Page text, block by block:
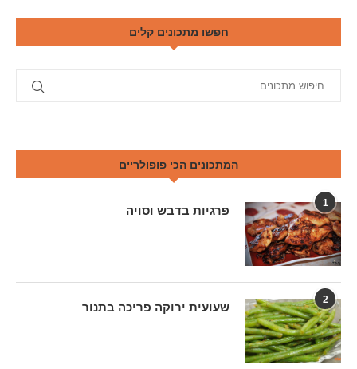
חפשו מתכונים קלים
המתכונים הכי פופולריים
1
פרגיות בדבש וסויה
2
שעועית ירוקה פריכה בתנור